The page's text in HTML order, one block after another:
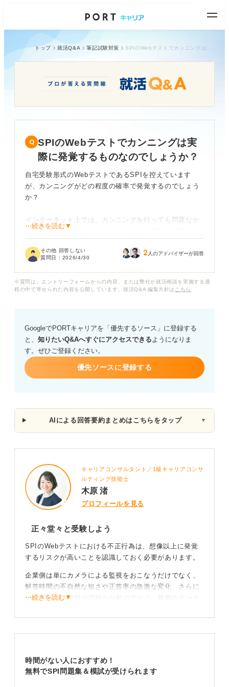
トップ 就活Q&A 筆記試験対策
SPIのWebテストでカンニングは実
際に発覚するものなのでしょうか？
自宅受験形式のWebテストであるSPIを控えています
が、カンニングがどの程度の確率で発覚するのでしょう
か？
インターネット上では、カンニングを行っても問題なか
ったという体験談を目にする一方で、企業側は監視シス
おり、情報の真偽が判断できません。
えているのかや、不正と判断された場合のリスクについ
⋯続きを読む▼
その他 回答しない
質問日： 2026/4/30 2 人のアドバイザーが回答
※質問は、エントリーフォームからの内容、または弊社が就活相談を実施する過
程の中で寄せられた内容を公開しています。就活Q&A 編集方針は こちら
GoogleでPORTキャリアを「優先するソース」に登録する
と、 知りたいQ&Aへすぐにアクセスできるようになりま
す。ぜひご登録ください。
優先ソースに登録する
AIによる回答要約まとめはこちらをタップ ▼
キャリアコンサルタント／1級キャリアコンサ
ルティング技能士
木原 渚
プロフィールを見る
正々堂々と受験しよう
SPIのWebテストにおける不正行為は、想像以上に発覚
するリスクが高いことを認識しておく必要があります。
企業側は単にカメラによる監視をおこなうだけでなく、
解答時間の不自然な短さや正答率の急激な変化、さらに
はIPアドレス情報や詳細な行動ログなど、複数のデータ
誠実さが将来の自分を守る
⋯続きを読む▼
時間がない人におすすめ！
無料でSPI問題集＆模試が受けられます